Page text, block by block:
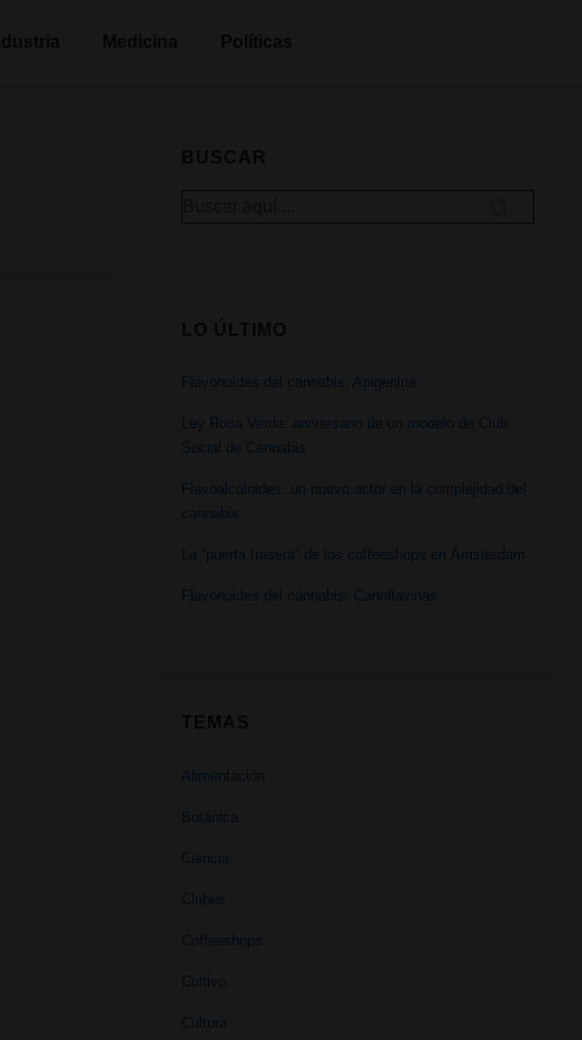
Flavonoides del cannabis: Apigenina
Ley Rosa Verda: aniversario de un modelo de Club
Social de Cannabis
Flavoalcaloides: un nuevo actor en la complejidad del
cannabis
La “puerta trasera” de los coffeeshops en Ámsterdam
Flavonoides del cannabis: Cannflavinas
Alimentación
Botánica
Ciencia
Clubes
Coffeeshops
Cultivo
Cultura